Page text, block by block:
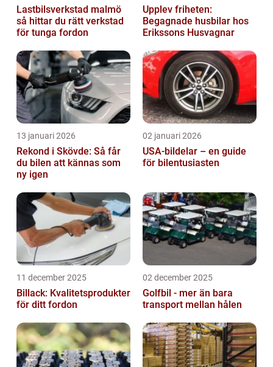
Lastbilsverkstad malmö
så hittar du rätt verkstad
för tunga fordon
Upplev friheten:
Begagnade husbilar hos
Erikssons Husvagnar
13 januari 2026
Rekond i Skövde: Så får
du bilen att kännas som
ny igen
02 januari 2026
USA-bildelar – en guide
för bilentusiasten
11 december 2025
Billack: Kvalitetsprodukter
för ditt fordon
02 december 2025
Golfbil - mer än bara
transport mellan hålen